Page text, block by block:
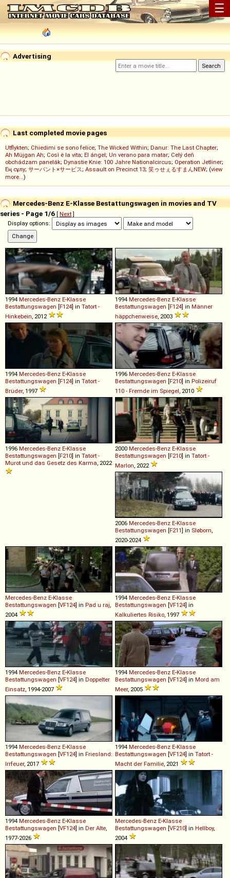
☰
Advertising
Last completed movie pages
Utflykten; Chiedimi se sono felice; The Wicked Within; Danur: The Last Chapter;
Ah Müjgan Ah; Così è la vita; El ángel; Un verano para matar; Celý deň
obchádzam panelák; Dynastie Knie: 100 Jahre Nationalcircus; Operation Jetliner;
Ең сұлу; サーバント×サービス; Assault on Precinct 13; 笑ゥせぇるすまんNEW; (view
more...)
Mercedes-Benz E-Klasse Bestattungswagen in movies and TV
series - Page 1/6 [ Next]
Display options:
1994 Mercedes-Benz E-Klasse
Bestattungswagen [F124] in Tatort -
Hinkebein , 2012
1994 Mercedes-Benz E-Klasse
Bestattungswagen [F124] in Männer
häppchenweise , 2003
1994 Mercedes-Benz E-Klasse
Bestattungswagen [F124] in Tatort -
Brüder, 1997
1996 Mercedes-Benz E-Klasse
Bestattungswagen [F210] in Polizeiruf
110 - Fremde im Spiegel , 2010
1996 Mercedes-Benz E-Klasse
Bestattungswagen [F210] in Tatort -
Murot und das Gesetz des Karma , 2022
2000 Mercedes-Benz E-Klasse
Bestattungswagen [F210] in Tatort -
Marlon , 2022
2006 Mercedes-Benz E-Klasse
Bestattungswagen [F211] in Sløborn
2020-2024
Mercedes-Benz E-Klasse
Bestattungswagen [VF124] in Pad u raj
2004
1994 Mercedes-Benz E-Klasse
Bestattungswagen [VF124] in
Kalkuliertes Risiko , 1997
1994 Mercedes-Benz E-Klasse
Bestattungswagen [VF124] in Doppelter
Einsatz , 1994-2007
1994 Mercedes-Benz E-Klasse
Bestattungswagen [VF124] in Mord am
Meer, 2005
1994 Mercedes-Benz E-Klasse
Bestattungswagen [VF124] in Friesland:
Irrfeuer, 2017
1994 Mercedes-Benz E-Klasse
Bestattungswagen [VF124] in Tatort -
Macht der Familie , 2021
1994 Mercedes-Benz E-Klasse
Bestattungswagen [VF124] in Der Alte,
1977-2026
Mercedes-Benz E-Klasse
Bestattungswagen [VF210] in Hellboy,
2004